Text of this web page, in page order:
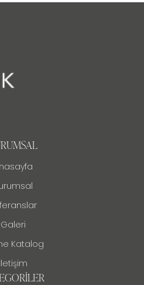
Galeri
Katalog
İletişim